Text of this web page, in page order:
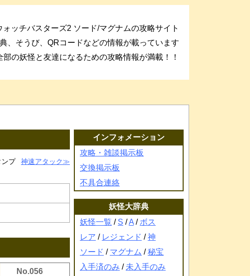
ォッチバスターズ2 ソード/マグナムの攻略サイト
、そうび、QRコードなどの情報が載っています
部の妖怪と友達になるための攻略情報が満載！！
ンプ 神速アタック
No.056
インフォメーション
攻略・雑談掲示板
交換掲示板
不具合連絡
妖怪大辞典
妖怪一覧 / S /A / ボス
レア / レジェンド /神
ソード / マグナム /秘宝
入手済のみ / 未入手のみ